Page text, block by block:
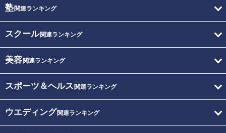
塾関連ランキング
スクール関連ランキング
美容関連ランキング
スポーツ＆ヘルス 関連ランキング
ウエディング関連ランキング